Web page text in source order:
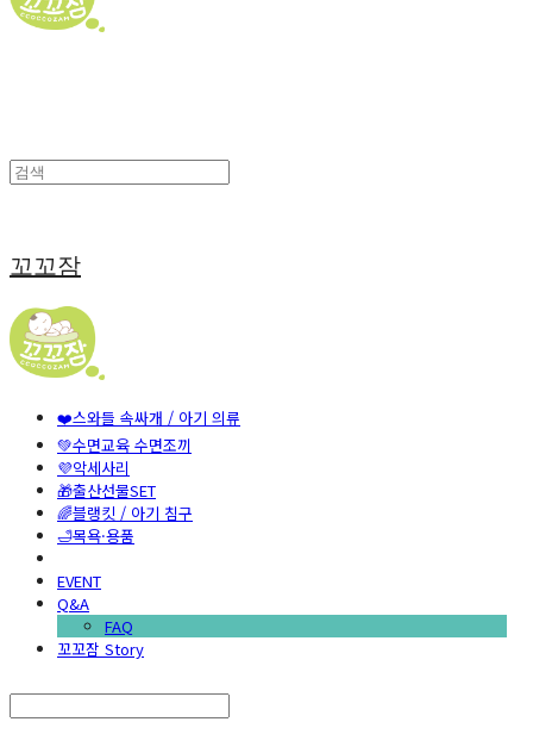
꼬꼬잠
❤️스와들 속싸개 / 아기 의류
💚수면교육 수면조끼
💜악세사리
🎁출산선물SET
🌈블랭킷 / 아기 침구
🛁목욕·용품
EVENT
Q&A
FAQ
꼬꼬잠 Story